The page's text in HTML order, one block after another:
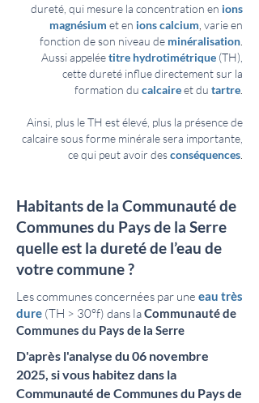
dureté, qui mesure la concentration en ions
magnésium et en ions calcium varie en
fonction de son niveau de minéralisation
Aussi appeléetitre hydrotimétrique (TH),
cette dureté influe directement sur la
formation du calcaireet du tartre
Ainsi, plus le TH est élevé, plus la présence de
calcaire sous forme minérale sera importante,
ce qui peut avoir desconséquences
Habitants de la Communauté de
Communes du Pays de la Serre
quelle est la dureté de l’eau de
votre commune ?
Les communes concernées par une eau très
dure (TH > 30°f) dans laCommunauté de
Communes du Pays de la Serre
D'après l'analyse du 06 novembre
2025, si vous habitez dans la
Communauté de Communes du Pays de